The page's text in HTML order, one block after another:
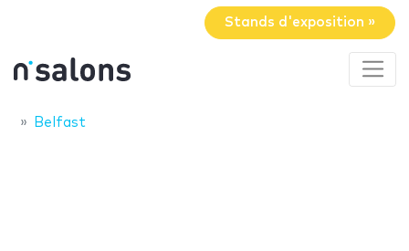
Stands d'exposition »
Belfast